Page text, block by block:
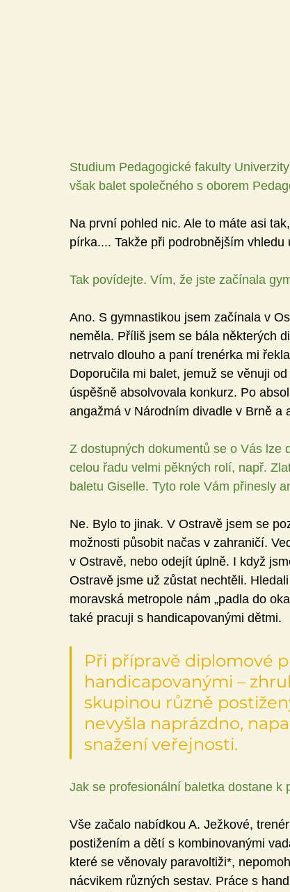
Studium Pedagogické fakulty
však balet společného s oborem
Na první pohled nic. Ale to máte asi
pírka.... Takže při podrobnějším vhledu
Tak povídejte. Vím, že jste začínala
Ano. S gymnastikou jsem začínala v
neměla. Příliš jsem se bála některých
netrvalo dlouho a paní trenérka mi
Doporučila mi balet, jemuž se věnuji
úspěšně absolvovala konkurz. Po
angažmá v Národním divadle v Brně a
Z dostupných dokumentů se o Vás lze
celou řadu velmi pěkných rolí, např.
baletu Giselle. Tyto role Vám přinesly
Ne. Bylo to jinak. V Ostravě jsem se
možnosti působit načas v zahraničí.
v Ostravě, nebo odejít úplně. I když
Ostravě jsme už zůstat nechtěli.
moravská metropole nám „padla do
také pracuji s handicapovanými dětmi.
Při přípravě diplomové
handicapovanými –
skupinou různě
nevyšla naprázdno,
snažení veřejnosti.
Jak se profesionální baletka dostane k
Vše začalo nabídkou A. Ježkové,
postižením a dětí s kombinovanými
které se věnovaly paravoltiži*,
nácvikem různých sestav. Práce s